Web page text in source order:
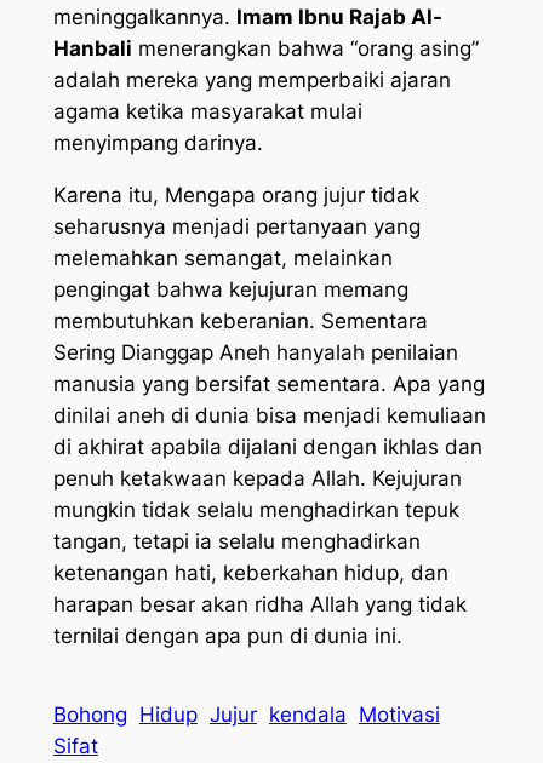
meninggalkannya. Imam Ibnu Rajab Al-
Hanbali menerangkan bahwa “orang asing”
adalah mereka yang memperbaiki ajaran
agama ketika masyarakat mulai
menyimpang darinya.
Karena itu, Mengapa orang jujur tidak
seharusnya menjadi pertanyaan yang
melemahkan semangat, melainkan
pengingat bahwa kejujuran memang
membutuhkan keberanian. Sementara
Sering Dianggap Aneh hanyalah penilaian
manusia yang bersifat sementara. Apa yang
dinilai aneh di dunia bisa menjadi kemuliaan
di akhirat apabila dijalani dengan ikhlas dan
penuh ketakwaan kepada Allah. Kejujuran
mungkin tidak selalu menghadirkan tepuk
tangan, tetapi ia selalu menghadirkan
ketenangan hati, keberkahan hidup, dan
harapan besar akan ridha Allah yang tidak
ternilai dengan apa pun di dunia ini.
Bohong Hidup Jujur kendala Motivasi
Sifat